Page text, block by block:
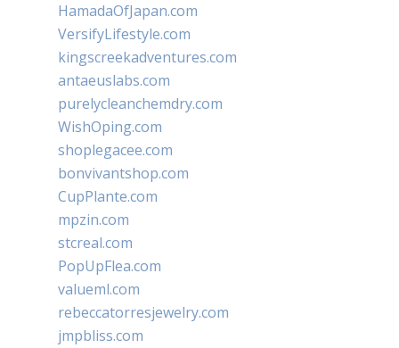
HamadaOfJapan.com
VersifyLifestyle.com
kingscreekadventures.com
antaeuslabs.com
purelycleanchemdry.com
WishOping.com
shoplegacee.com
bonvivantshop.com
CupPlante.com
mpzin.com
stcreal.com
PopUpFlea.com
valueml.com
rebeccatorresjewelry.com
jmpbliss.com